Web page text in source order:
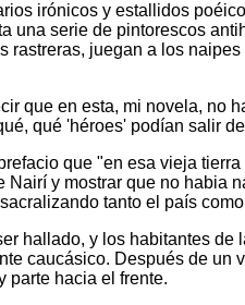
irónicos y estallidos
una serie de pintorescos
juegan a los
que en esta, mi novela, no
qué 'héroes' podían salir
que "en esa vieja
y mostrar que no
tanto el país
hallado, y los habitantes
caucásico. Después de
parte hacia el frente.